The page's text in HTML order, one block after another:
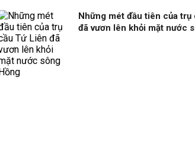
Những mét đầu tiên của trụ
đã vươn lên khỏi mặt nước